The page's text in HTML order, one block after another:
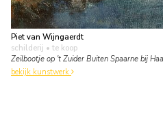
Piet van Wijngaerdt
schilderij • te koop
Zeilbootje op 't Zuider Buiten Spaarne bij
bekijk kunstwerk